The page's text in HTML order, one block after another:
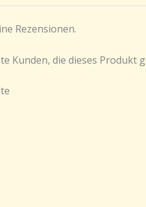
Rezensionen.
Kunden, die dieses Produkt